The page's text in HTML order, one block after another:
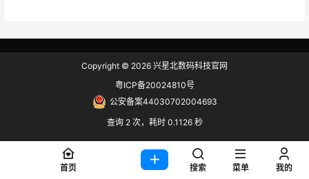
Copyright © 2026 兴星北数码科技官网
粤ICP备20024810号
公安备案44030702004693
查询 2 次，耗时 0.1126 秒
首页 搜索 菜单 我的